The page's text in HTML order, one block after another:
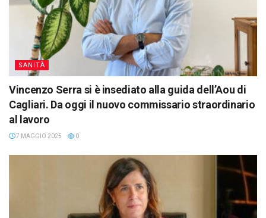
SANITÀ
Vincenzo Serra si è insediato alla guida dell’Aou di
Cagliari. Da oggi il nuovo commissario straordinario
al lavoro
7 MAGGIO 2025 0